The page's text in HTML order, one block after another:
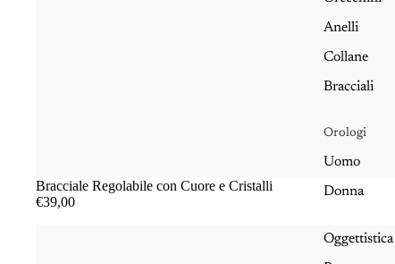
Anelli
Collane
Bracciali
Orologi
Uomo
Donna
Oggettistica
Bracciale Regolabile con Cuore e Cristalli
€39,00